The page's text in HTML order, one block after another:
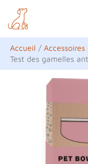
contenu
Accueil
Test des gamelles
e
c
h
e